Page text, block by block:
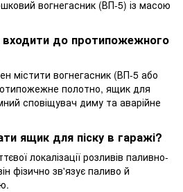
вогнегасник (ВП-5) із масою
до протипожежного
містити вогнегасник (ВП-5 або
полотно, ящик для
сповіщувач диму та аварійне
ящик для піску в гаражі?
локалізації розливів паливно-
фізично зв'язує паливо й